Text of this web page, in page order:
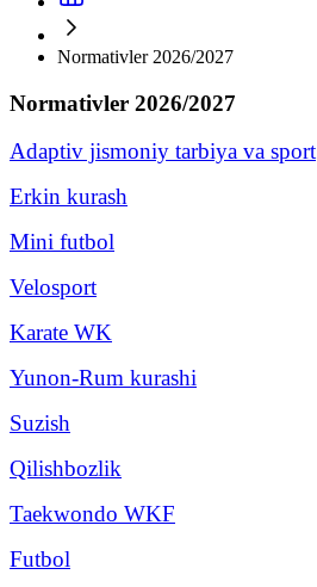
Normativler 2026/2027
Normativler 2026/2027
Adaptiv jismoniy tarbiya va sport
Erkin kurash
Mini futbol
Velosport
Karate WK
Yunon-Rum kurashi
Suzish
Qilishbozlik
Taekwondo WKF
Futbol